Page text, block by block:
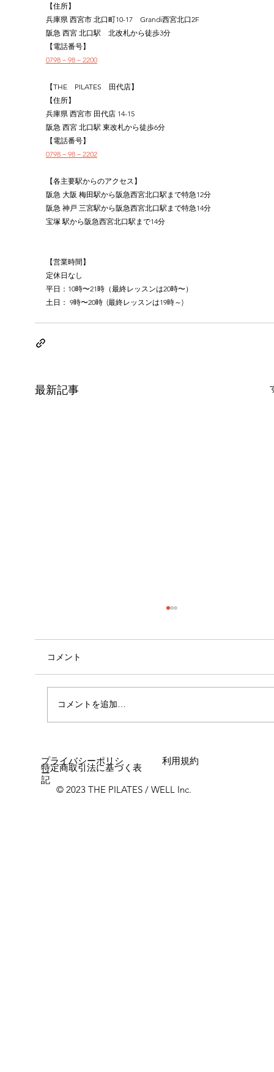
【住所】
兵庫県 西宮市 北口町10-17　Grandi西宮北口2F
阪急 西宮 北口駅　北改札から徒歩3分
【電話番号】
0798－98－2200
【THE　PILATES　田代店】
【住所】
兵庫県 西宮市 田代店 14-15
阪急 西宮 北口駅 東改札から徒歩6分
【電話番号】
0798－98－2202
【各主要駅からのアクセス】
阪急 大阪 梅田駅から阪急西宮北口駅まで特急12分
阪急 神戸 三宮駅から阪急西宮北口駅まで特急14分
宝塚 駅から阪急西宮北口駅まで14分
【営業時間】
定休日なし
平日：10時〜21時（最終レッスンは20時〜）
土日： 9時〜20時  (最終レッスンは19時～)
最新記事
コメント
コメントを追加…
© 2023 THE PILATES / WELL Inc.
プライバシーポリシ
ー
利用規約
特定商取引法に基づく表
記